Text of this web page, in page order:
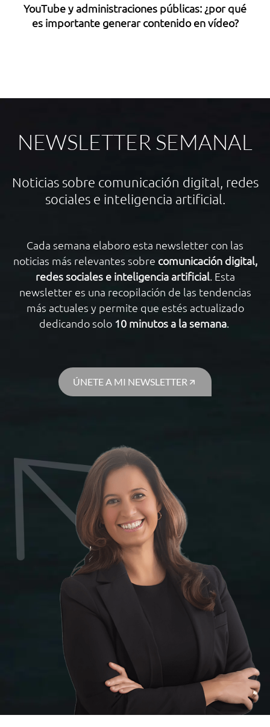
YouTube y administraciones públicas: ¿por qué
es importante generar contenido en vídeo?
NEWSLETTER SEMANAL
Noticias sobre comunicación digital, redes
sociales e inteligencia artificial.
Cada semana elaboro esta newsletter con las
noticias más relevantes sobre comunicación digital,
redes sociales e inteligencia artificial. Esta
newsletter es una recopilación de las tendencias
más actuales y permite que estés actualizado
dedicando solo 10 minutos a la semana.
ÚNETE A MI NEWSLETTER